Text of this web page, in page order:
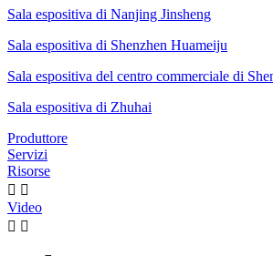
Sala espositiva di Nanjing Jinsheng
Sala espositiva di Shenzhen Huameiju
Sala espositiva del centro commerciale di
Sala espositiva di Zhuhai
Produttore
Servizi
Risorse
 
Video
 